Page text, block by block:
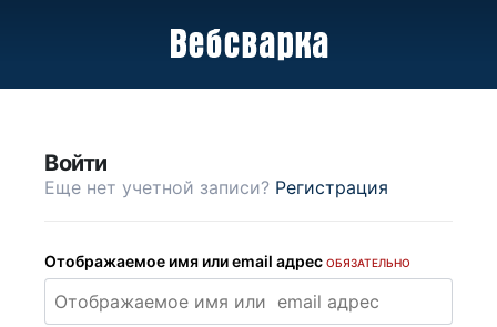
Войти
Еще нет учетной записи? Регистрация
Отображаемое имя или email адрес ОБЯЗАТЕЛЬНО